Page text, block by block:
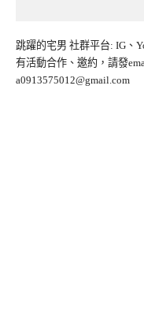
跳躍的宅男 社群平台: IG、
有活動合作、邀約，請發
a0913575012@gmail.com